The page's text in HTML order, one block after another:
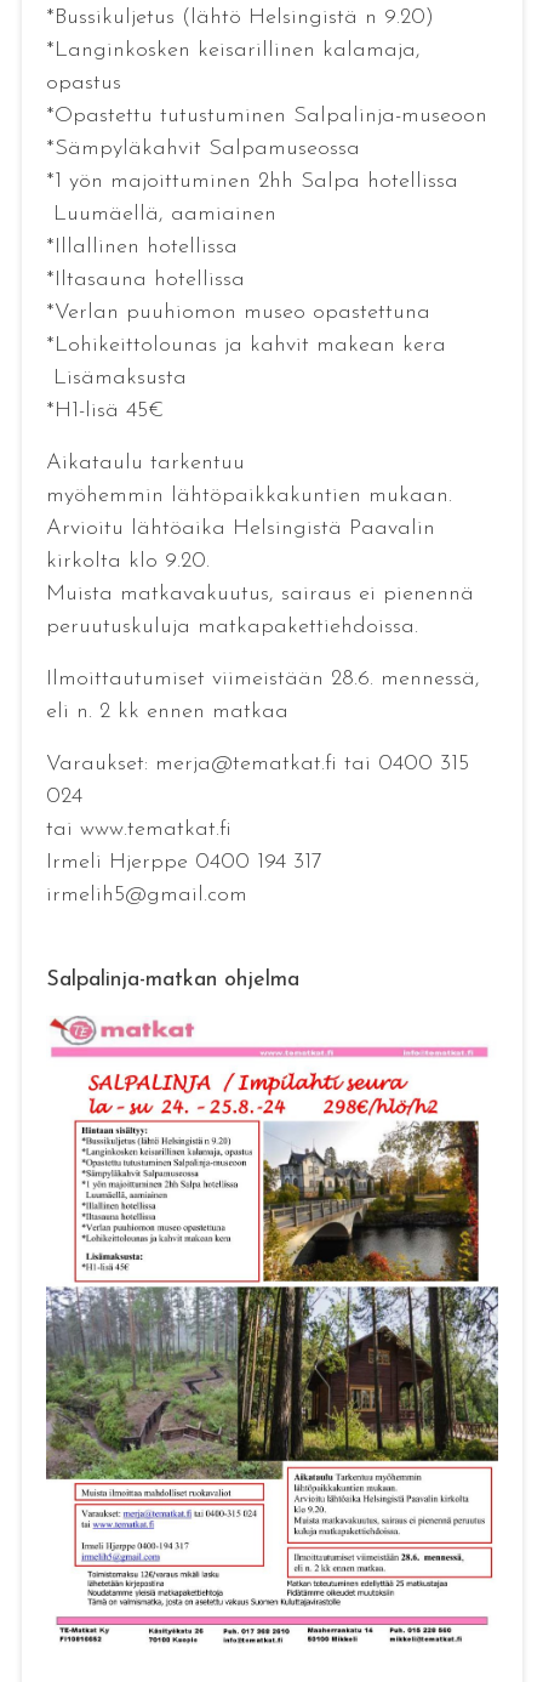
*Bussikuljetus (lähtö Helsingistä n 9.20)
*Langinkosken keisarillinen kalamaja,
opastus
*Opastettu tutustuminen Salpalinja-museoon
*Sämpyläkahvit Salpamuseossa
*1 yön majoittuminen 2hh Salpa hotellissa
Luumäellä, aamiainen
*Illallinen hotellissa
*Iltasauna hotellissa
*Verlan puuhiomon museo opastettuna
*Lohikeittolounas ja kahvit makean kera
Lisämaksusta
*H1-lisä 45€
Aikataulu tarkentuu
myöhemmin lähtöpaikkakuntien mukaan.
Arvioitu lähtöaika Helsingistä Paavalin
kirkolta klo 9.20.
Muista matkavakuutus, sairaus ei pienennä
peruutuskuluja matkapakettiehdoissa.
Ilmoittautumiset viimeistään 28.6. mennessä,
eli n. 2 kk ennen matkaa
Varaukset: merja@tematkat.fi tai 0400 315
024
tai www.tematkat.fi
Irmeli Hjerppe 0400 194 317
irmelih5@gmail.com
Salpalinja-matkan ohjelma